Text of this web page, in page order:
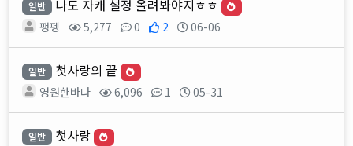
일반 나도 자캐 설정 올려봐야지ㅎㅎ
팽펭 5,277 0 2 06-06
일반 첫사랑의 끝
영원한바다 6,096 1 05-31
일반 첫사랑